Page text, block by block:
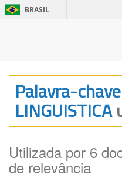
BRASIL
Palavra-
LINGUISTICA
Utilizada por 6
de relevância